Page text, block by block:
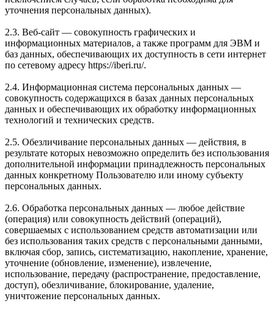
уточнения персональных данных).
2.3. Веб-сайт — совокупность графических и
информационных материалов, а также программ для ЭВМ и
баз данных, обеспечивающих их доступность в сети интернет
по сетевому адресу https://iberi.ru/.
2.4. Информационная система персональных данных —
совокупность содержащихся в базах данных персональных
данных и обеспечивающих их обработку информационных
технологий и технических средств.
2.5. Обезличивание персональных данных — действия, в
результате которых невозможно определить без использования
дополнительной информации принадлежность персональных
данных конкретному Пользователю или иному субъекту
персональных данных.
2.6. Обработка персональных данных — любое действие
(операция) или совокупность действий (операций),
совершаемых с использованием средств автоматизации или
без использования таких средств с персональными данными,
включая сбор, запись, систематизацию, накопление, хранение,
уточнение (обновление, изменение), извлечение,
использование, передачу (распространение, предоставление,
доступ), обезличивание, блокирование, удаление,
уничтожение персональных данных.